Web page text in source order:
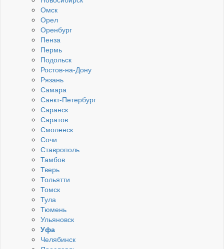
Омск
Орел
Оренбург
Пенза
Пермь
Подольск
Ростов-на-Дону
Рязань
Самара
Санкт-Петербург
Саранск
Саратов
Смоленск
Сочи
Ставрополь
Тамбов
Тверь
Тольятти
Томск
Тула
Тюмень
Ульяновск
Уфа
Челябинск